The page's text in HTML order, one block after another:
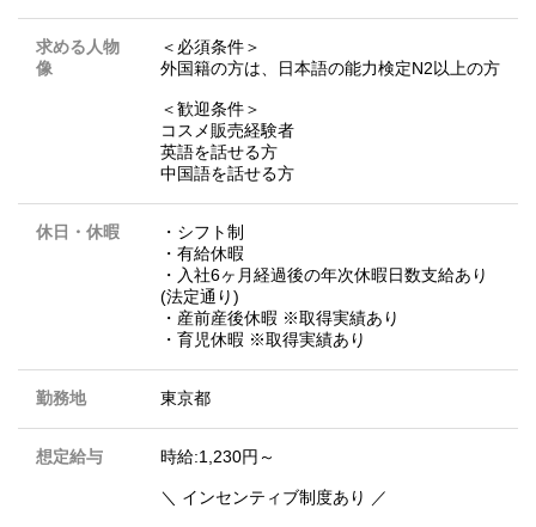
求める人物
像
＜必須条件＞
外国籍の方は、日本語の能力検定N2以上の方
＜歓迎条件＞
コスメ販売経験者
英語を話せる方
中国語を話せる方
休日・休暇
・シフト制
・有給休暇
・入社6ヶ月経過後の年次休暇日数支給あり
(法定通り)
・産前産後休暇 ※取得実績あり
・育児休暇 ※取得実績あり
勤務地 東京都
想定給与 時給:1,230円～
＼ インセンティブ制度あり ／